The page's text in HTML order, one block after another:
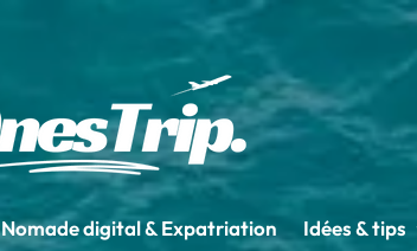
Nomade digital & Expatriation Idées & tips